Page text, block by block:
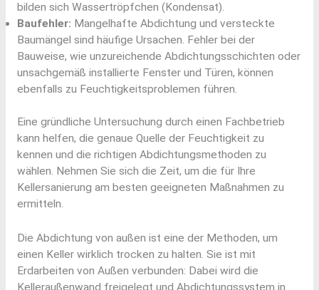
bilden sich Wassertröpfchen (Kondensat).
Baufehler: Mangelhafte Abdichtung und versteckte
Baumängel sind häufige Ursachen. Fehler bei der
Bauweise, wie unzureichende Abdichtungsschichten oder
unsachgemäß installierte Fenster und Türen, können
ebenfalls zu Feuchtigkeitsproblemen führen.
Eine gründliche Untersuchung durch einen Fachbetrieb
kann helfen, die genaue Quelle der Feuchtigkeit zu
kennen und die richtigen Abdichtungsmethoden zu
wählen. Nehmen Sie sich die Zeit, um die für Ihre
Kellersanierung am besten geeigneten Maßnahmen zu
ermitteln.
Die Abdichtung von außen ist eine der Methoden, um
einen Keller wirklich trocken zu halten. Sie ist mit
Erdarbeiten von Außen verbunden: Dabei wird die
Kelleraußenwand freigelegt und Abdichtungssystem in